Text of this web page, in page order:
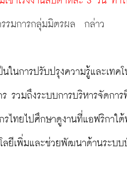
รมการกลุ่มมิตรผล  กล่าว
ในการปรับปรุงความรู้และเท
ร รวมถึงระบบการบริหารจัดก
รไทยไปศึกษาดูงานที่แอฟริกาใ
โลยีเพิ่มและช่วยพัฒนาด้านระ